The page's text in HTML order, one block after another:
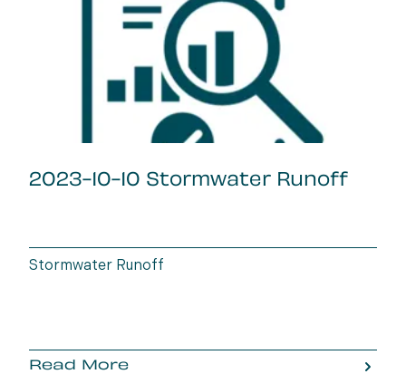
2023-10-10 Stormwater Runoff
Stormwater Runoff
Read More